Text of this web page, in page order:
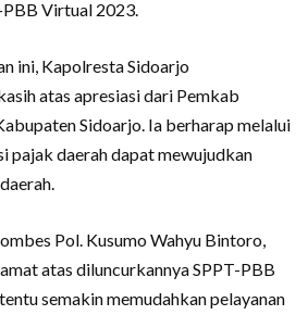
Virtual 2023.
ini, Kapolresta Sidoarjo
atas apresiasi dari Pemkab
Sidoarjo. Ia berharap melalui
pajak daerah dapat mewujudkan
Pol. Kusumo Wahyu Bintoro,
atas diluncurkannya SPPT-PBB
semakin memudahkan pelayanan